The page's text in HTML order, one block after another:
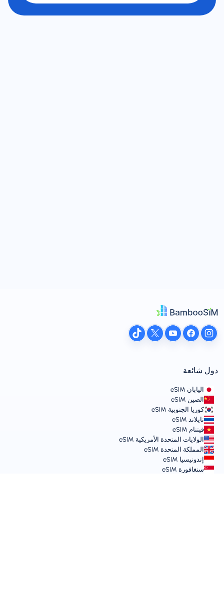
دول شائعة
اليابان eSIM
الصين eSIM
كوريا الجنوبية eSIM
تايلاند eSIM
فيتنام eSIM
الولايات المتحدة الأمريكية eSIM
المملكة المتحدة eSIM
إندونيسيا eSIM
سنغافورة eSIM